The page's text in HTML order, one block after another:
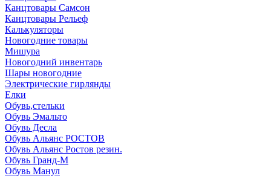
Канцтовары Самсон
Канцтовары Рельеф
Калькуляторы
Новогодние товары
Мишура
Новогодний инвентарь
Шары новогодние
Электрические гирлянды
Елки
Обувь,стельки
Обувь Эмальто
Обувь Десла
Обувь Альянс РОСТОВ
Обувь Альянс Ростов резин.
Обувь Гранд-М
Обувь Манул